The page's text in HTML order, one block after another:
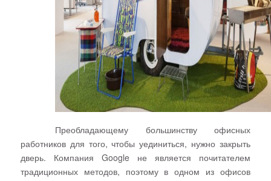
Преобладающему большинству офисных
работников для того, чтобы уединиться, нужно закрыть
дверь. Компания Google не является почитателем
традиционных методов, поэтому в одном из офисов